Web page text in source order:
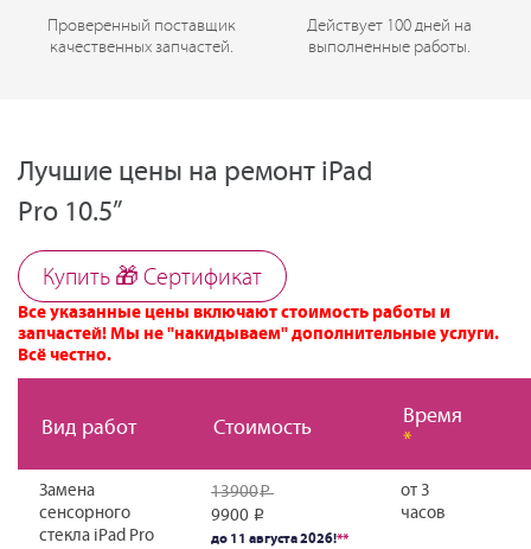
Проверенный поставщик
качественных запчастей.
Действует 100 дней на
выполненные работы.
Лучшие цены на ремонт iPad
Pro 10.5”
Купить 🎁 Cертификат
Все указанные цены включают стоимость работы и
запчастей! Мы не "накидываем" дополнительные услуги.
Всё честно.
Вид работ Стоимость
Время
*
Замена
сенсорного
стекла iPad Pro
13900 Р
9900 Р
до 11 августа 2026!**
от 3
часов